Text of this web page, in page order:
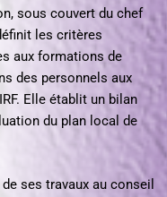
sous couvert du chef
les critères
aux formations de
des personnels aux
Elle établit un bilan
du plan local de
ses travaux au conseil